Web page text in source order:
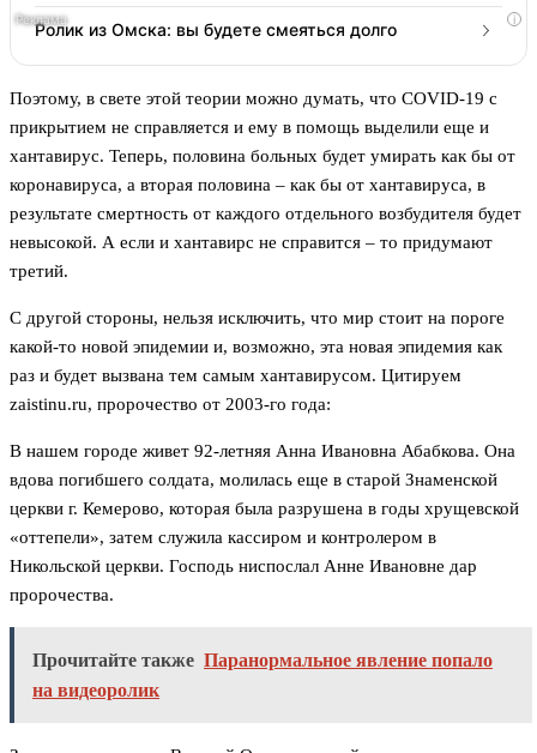
i
Ролик из Омска: вы будете смеяться долго
Поэтому, в свете этой теории можно думать, что COVID-19 с
прикрытием не справляется и ему в помощь выделили еще и
хантавирус. Теперь, половина больных будет умирать как бы от
коронавируса, а вторая половина – как бы от хантавируса, в
результате смертность от каждого отдельного возбудителя будет
невысокой. А если и хантавирс не справится – то придумают
третий.
С другой стороны, нельзя исключить, что мир стоит на пороге
какой-то новой эпидемии и, возможно, эта новая эпидемия как
раз и будет вызвана тем самым хантавирусом. Цитируем
zaistinu.ru, пророчество от 2003-го года:
В нашем городе живет 92-летняя Анна Ивановна Абабкова. Она
вдова погибшего солдата, молилась еще в старой Знаменской
церкви г. Кемерово, которая была разрушена в годы хрущевской
«оттепели», затем служила кассиром и контролером в
Никольской церкви. Господь ниспослал Анне Ивановне дар
пророчества.
Прочитайте также Паранормальное явление попало
на видеоролик